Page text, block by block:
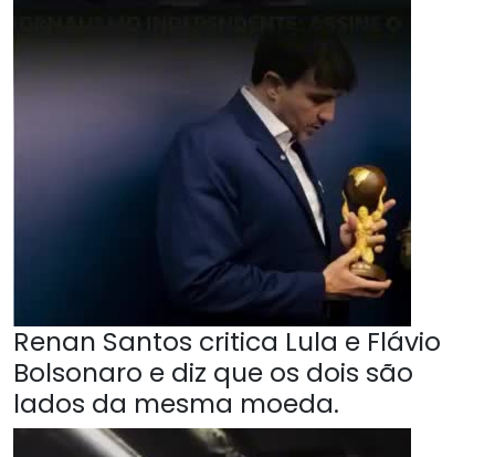
Renan Santos critica Lula e Flávio
Bolsonaro e diz que os dois são
lados da mesma moeda.